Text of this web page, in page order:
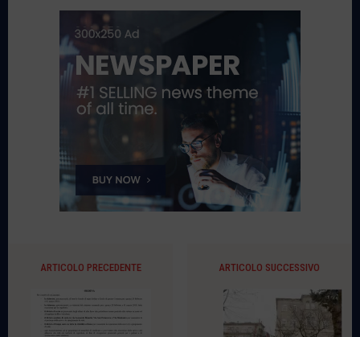
ARTICOLO PRECEDENTE ARTICOLO SUCCESSIVO